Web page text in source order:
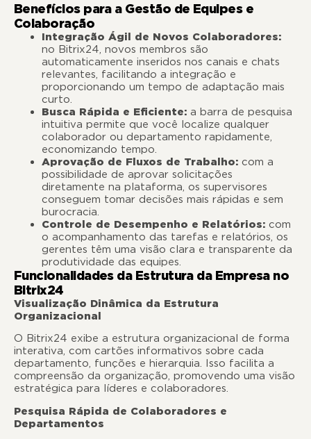
Benefícios para a Gestão de Equipes e
Colaboração
Integração Ágil de Novos Colaboradores:
no Bitrix24, novos membros são
automaticamente inseridos nos canais e chats
relevantes, facilitando a integração e
proporcionando um tempo de adaptação mais
curto.
Busca Rápida e Eficiente: a barra de pesquisa
intuitiva permite que você localize qualquer
colaborador ou departamento rapidamente,
economizando tempo.
Aprovação de Fluxos de Trabalho: com a
possibilidade de aprovar solicitações
diretamente na plataforma, os supervisores
conseguem tomar decisões mais rápidas e sem
burocracia.
Controle de Desempenho e Relatórios: com
o acompanhamento das tarefas e relatórios, os
gerentes têm uma visão clara e transparente da
produtividade das equipes.
Funcionalidades da Estrutura da Empresa no
Bitrix24
Visualização Dinâmica da Estrutura
Organizacional
O Bitrix24 exibe a estrutura organizacional de forma
interativa, com cartões informativos sobre cada
departamento, funções e hierarquia. Isso facilita a
compreensão da organização, promovendo uma visão
estratégica para líderes e colaboradores.
Pesquisa Rápida de Colaboradores e
Departamentos